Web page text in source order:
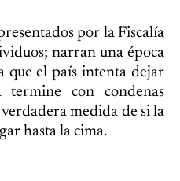
por la Fiscalía
narran una época
que el país intenta dejar
termine con condenas
medida de si la
hasta la cima.